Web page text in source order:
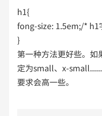
h1{
fong-size: 1.5em;/*
}
第一种方法更好些。如
定为small、x-
要求会高一些。